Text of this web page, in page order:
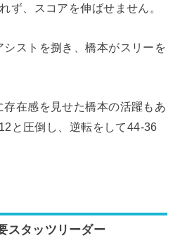
ず、スコアを伸ばせません。
ストを捌き、橋本がスリーを
存在感を見せた橋本の活躍もあ
と圧倒し、逆転をして44-36
スタッツリーダー